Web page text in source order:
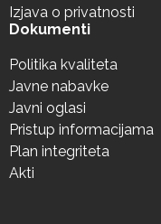
Izjava o privatnosti
Dokumenti
Politika kvaliteta
Javne nabavke
Javni oglasi
Pristup informacijama
Plan integriteta
Akti